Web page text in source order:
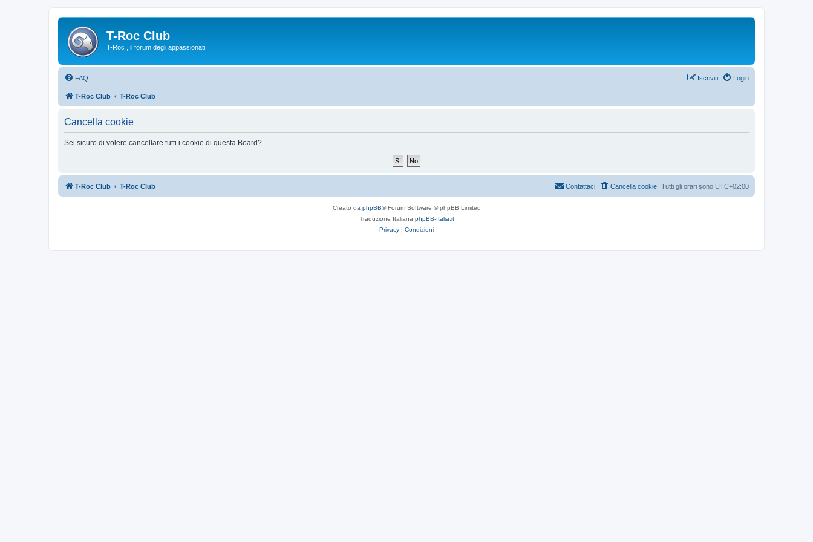
T-Roc Club
T-Roc , il forum degli appassionati
FAQ Login
Iscriviti
T-Roc Club T-Roc Club
Cancella cookie
Sei sicuro di volere cancellare tutti i cookie di questa Board?
T-Roc Club T-Roc Club Tutti gli orari sono UTC+02:00
Cancella cookie
Contattaci
Creato da phpBB® Forum Software © phpBB Limited
Traduzione Italiana phpBB-Italia.it
Privacy | Condizioni